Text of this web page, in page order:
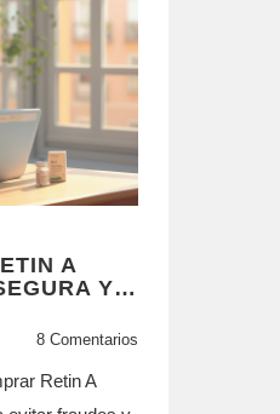
A
Y
8 Comentarios
Retin A